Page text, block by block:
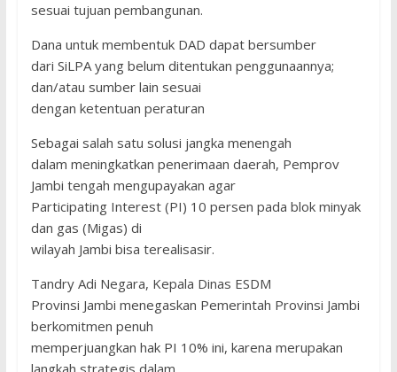
sesuai tujuan pembangunan.
Dana untuk membentuk DAD dapat bersumber
dari SiLPA yang belum ditentukan penggunaannya;
dan/atau sumber lain sesuai
dengan ketentuan peraturan
Sebagai salah satu solusi jangka menengah
dalam meningkatkan penerimaan daerah, Pemprov
Jambi tengah mengupayakan agar
Participating Interest (PI) 10 persen pada blok minyak
dan gas (Migas) di
wilayah Jambi bisa terealisasir.
Tandry Adi Negara, Kepala Dinas ESDM
Provinsi Jambi menegaskan Pemerintah Provinsi Jambi
berkomitmen penuh
memperjuangkan hak PI 10% ini, karena merupakan